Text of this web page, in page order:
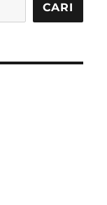
CARI